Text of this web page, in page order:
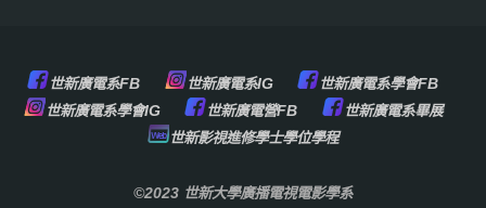
世新廣電系FB 世新廣電系IG
世新廣電系學會FB
世新廣電系學會IG
世新廣電營FB
世新廣電系畢展
世新影視進修學士學位學程
©2023 世新大學廣播電視電影學系